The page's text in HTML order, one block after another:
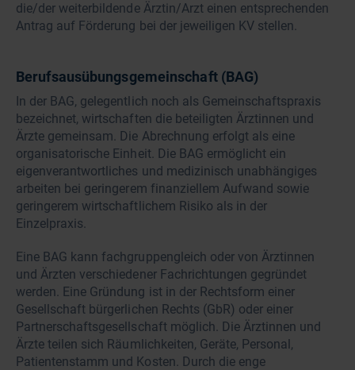
die/der weiterbildende Ärztin/Arzt einen entsprechenden
Antrag auf Förderung bei der jeweiligen KV stellen.
Berufsausübungsgemeinschaft (BAG)
In der BAG, gelegentlich noch als Gemeinschaftspraxis
bezeichnet, wirtschaften die beteiligten Ärztinnen und
Ärzte gemeinsam. Die Abrechnung erfolgt als eine
organisatorische Einheit. Die BAG ermöglicht ein
eigenverantwortliches und medizinisch unabhängiges
arbeiten bei geringerem finanziellem Aufwand sowie
geringerem wirtschaftlichem Risiko als in der
Einzelpraxis.
Eine BAG kann fachgruppengleich oder von Ärztinnen
und Ärzten verschiedener Fachrichtungen gegründet
werden. Eine Gründung ist in der Rechtsform einer
Gesellschaft bürgerlichen Rechts (GbR) oder einer
Partnerschaftsgesellschaft möglich. Die Ärztinnen und
Ärzte teilen sich Räumlichkeiten, Geräte, Personal,
Patientenstamm und Kosten. Durch die enge